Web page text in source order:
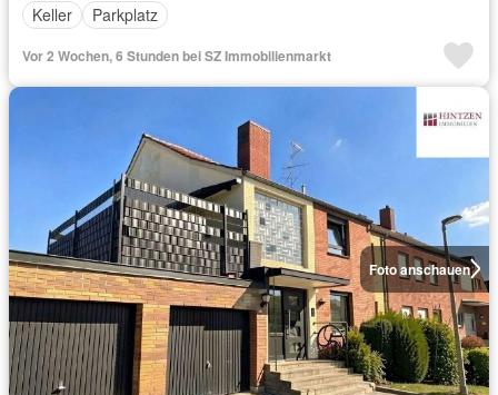
Keller
Parkplatz
Vor 2 Wochen, 6 Stunden bei SZ Immobilienmarkt
Foto anschauen